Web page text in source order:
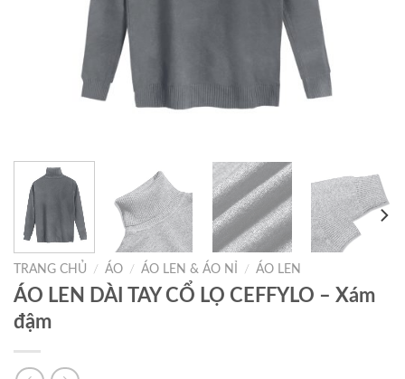
TRANG CHỦ / ÁO / ÁO LEN & ÁO NỈ / ÁO LEN
ÁO LEN DÀI TAY CỔ LỌ CEFFYLO – Xám
đậm